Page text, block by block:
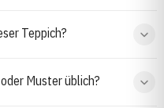
Teppich?
Muster üblich?